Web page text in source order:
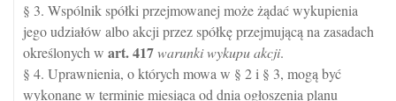
§ 3. Wspólnik spółki przejmowanej może żądać wykupienia
jego udziałów albo akcji przez spółkę przejmującą na zasadach
określonych w art.417warunki wykupu akcji.
§ 4. Uprawnienia, o których mowa w § 2 i § 3, mogą być
wykonane w terminie miesiąca od dnia ogłoszenia planu